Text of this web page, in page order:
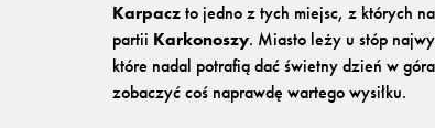
Karpaczto jedno z tych miejsc, z których
partii Karkonoszy. Miasto leży u stóp
które nadal potrafią dać świetny dzień w
zobaczyć coś naprawdę wartego wysiłku.